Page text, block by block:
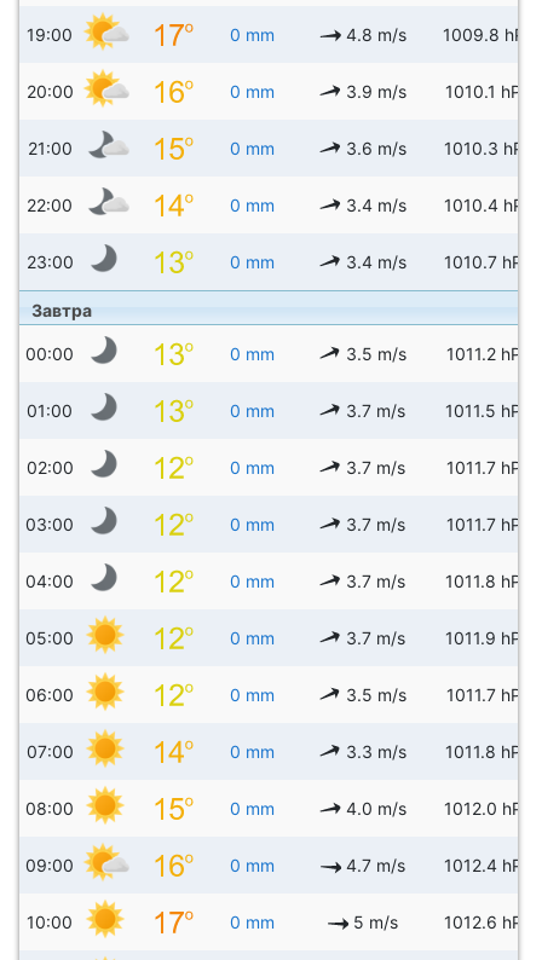
19:00 0 mm 4.8 m/s 1009.8 hPa
20:00 0 mm 3.9 m/s 1010.1 hPa
21:00 0 mm 3.6 m/s 1010.3 hPa
22:00 0 mm 3.4 m/s 1010.4 hPa
23:00 0 mm 3.4 m/s 1010.7 hPa
Завтра
00:00 0 mm 3.5 m/s 1011.2 hPa
01:00 0 mm 3.7 m/s 1011.5 hPa
02:00 0 mm 3.7 m/s 1011.7 hPa
03:00 0 mm 3.7 m/s 1011.7 hPa
04:00 0 mm 3.7 m/s 1011.8 hPa
05:00 0 mm 3.7 m/s 1011.9 hPa
06:00 0 mm 3.5 m/s 1011.7 hPa
07:00 0 mm 3.3 m/s 1011.8 hPa
08:00 0 mm 4.0 m/s 1012.0 hPa
09:00 0 mm 4.7 m/s 1012.4 hPa
10:00 0 mm 5 m/s 1012.6 hPa